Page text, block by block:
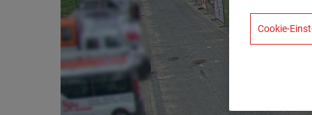
Cookie-